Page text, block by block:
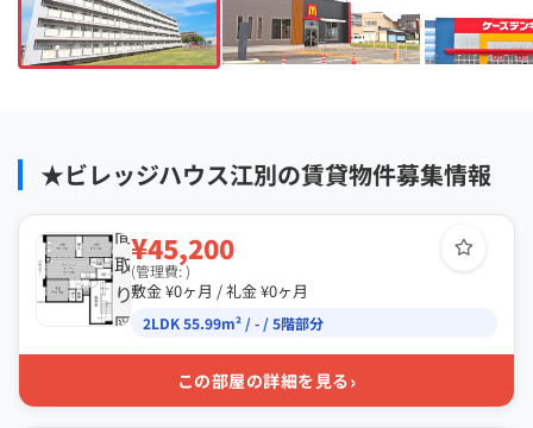
★ビレッジハウス江別の賃貸物件募集情報
間
取
り
図
¥45,200
(管理費: )
敷金 ¥0ヶ月 / 礼金 ¥0ヶ月
2LDK 55.99m² / - / 5階部分
この部屋の詳細を見る›